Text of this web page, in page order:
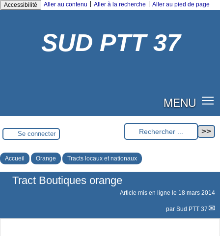
Accessibilité Aller au contenu Aller à la recherche Aller au pied de page
SUD PTT 37
MENU
Se connecter
Accueil Orange Tracts locaux et nationaux
Tract Boutiques orange
Article mis en ligne le 18 mars 2014
par Sud PTT 37